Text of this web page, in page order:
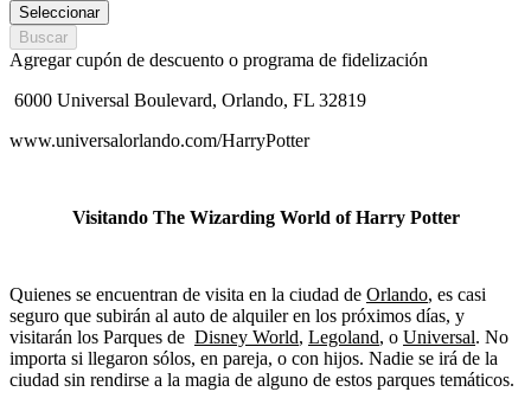
Seleccionar
Buscar
Agregar cupón de descuento o programa de fidelización
6000 Universal Boulevard, Orlando, FL 32819
www.universalorlando.com/HarryPotter
Visitando The Wizarding World of Harry Potter
Quienes se encuentran de visita en la ciudad de Orlando, es casi
seguro que subirán al auto de alquiler en los próximos días, y
visitarán los Parques de Disney World, Legoland, o Universal. No
importa si llegaron sólos, en pareja, o con hijos. Nadie se irá de la
ciudad sin rendirse a la magia de alguno de estos parques temáticos.